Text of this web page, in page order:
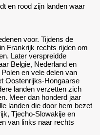
en rood zijn landen waar
voor. Tijdens de
Frankrijk rechts rijden om
Later verspreidde
Belgie, Nederland en
en vele delen van
Oostenrijks-Hongaarse
landen verzetten zich
Meer dan honderd jaar
landen die door hem bezet
Tjecho-Slowakije en
van links naar rechts